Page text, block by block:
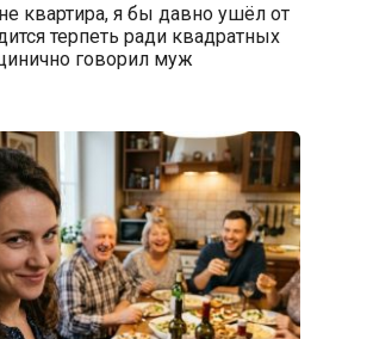
квартира, я бы давно ушёл от
терпеть ради квадратных
говорил муж